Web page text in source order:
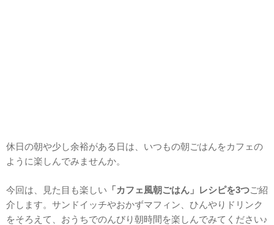
休日の朝や少し余裕がある日は、いつもの朝ごはんをカフェの
ように楽しんでみませんか。
今回は、見た目も楽しい 「カフェ風朝ごはん」レシピを3つご紹
介します。サンドイッチやおかずマフィン、ひんやりドリンク
をそろえて、おうちでのんびり朝時間を楽しんでみてください♪